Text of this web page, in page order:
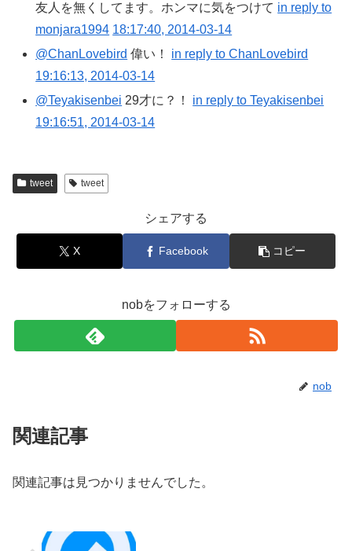
友人を無くしてます。ホンマに気をつけて in reply to
monjara1994 18:17:40, 2014-03-14
@ChanLovebird 偉い！ in reply to ChanLovebird
19:16:13, 2014-03-14
@Teyakisenbei 29才に？！ in reply to Teyakisenbei
19:16:51, 2014-03-14
tweet tweet
シェアする
X Facebook コピー
nobをフォローする
nob
関連記事
関連記事は見つかりませんでした。